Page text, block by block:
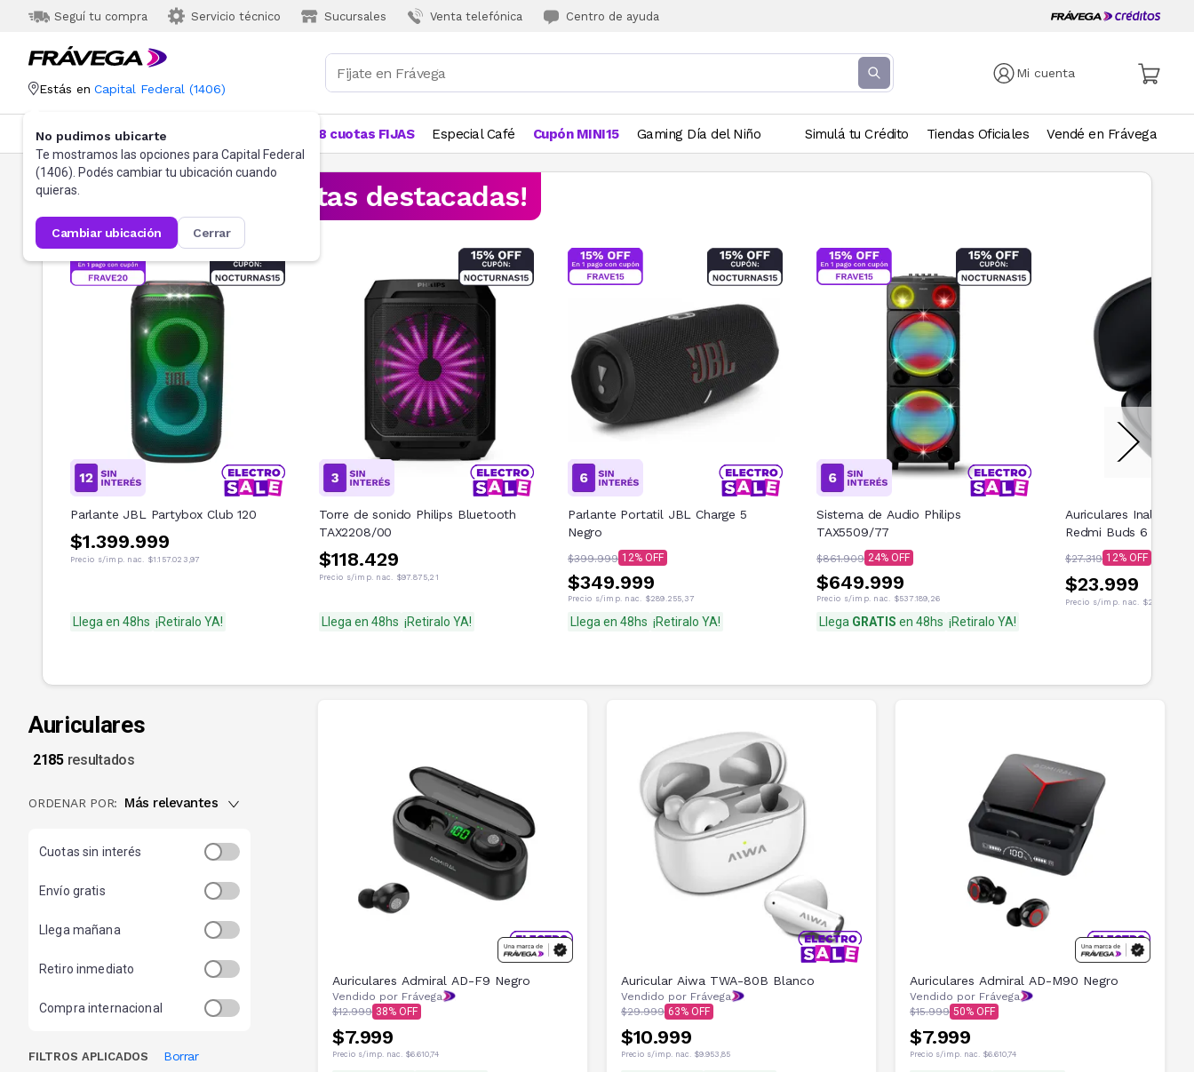
Seguí tu compra Servicio técnico Sucursales Venta telefónica Centro de ayuda
Mi cuenta
Estás en Capital Federal (1406)
No pudimos ubicarte
Te mostramos las opciones para Capital Federal
(1406). Podés cambiar tu ubicación cuando
quieras.
cambiar ubicación cerrar
Categorías Más Vendidos 18 cuotas FIJAS Especial Café Cupón MINI15 Gaming Día del Niño Simulá tu Crédito Tiendas Oficiales Vendé en Frávega
¡Aprovechá las ofertas destacadas!
Parlante JBL Partybox Club 120
$1.399.999
Precio s/imp. nac. $1.157.023,97
Llega en 48hs ¡Retiralo YA!
Torre de sonido Philips Bluetooth
TAX2208/00
$118.429
Precio s/imp. nac. $97.875,21
Llega en 48hs ¡Retiralo YA!
Parlante Portatil JBL Charge 5
Negro
$399.999 12
$349.999
Precio s/imp. nac. $289.255,37
Llega en 48hs ¡Retiralo YA!
Sistema de Audio Philips
TAX5509/77
$861.909 24
$649.999
Precio s/imp. nac. $537.189,26
Llega GRATIS en 48hs ¡Retiralo YA!
Auriculares
Redmi Buds 6 Play
$27.319 12
$23.999
Precio s/imp. nac. $21.718,55
Auriculares
2185resultados
ORDENAR POR: Más relevantes
Cuotas sin interés
Envío gratis
Llega mañana
Retiro inmediato
Compra internacional
FILTROS APLICADOS Borrar
Auriculares Admiral AD-F9 Negro
Vendido por Frávega
$12.999 38
$7.999
Precio s/imp. nac. $6.610,74
Auricular Aiwa TWA-80B Blanco
Vendido por Frávega
$29.999 63
$10.999
Precio s/imp. nac. $9.953,85
Auriculares Admiral AD-M90 Negro
Vendido por Frávega
$15.999 50
$7.999
Precio s/imp. nac. $6.610,74